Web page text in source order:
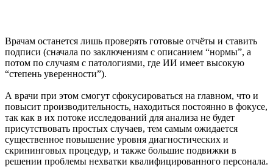
Врачам останется лишь проверять готовые отчёты и ставить
подписи (сначала по заключениям с описанием “нормы”, а
потом по случаям с патологиями, где ИИ имеет высокую
“степень уверенности”).
А врачи при этом смогут сфокусироваться на главном, что и
повысит производительность, находиться постоянно в фокусе,
так как в их потоке исследований для анализа не будет
присутствовать простых случаев, тем самым ожидается
существенное повышение уровня диагностических и
скрининговых процедур, и также большие подвижки в
решении проблемы нехватки квалифицированного персонала.